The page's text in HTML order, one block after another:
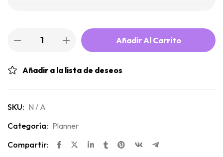
Añadir Al Carrito
Añadir a la lista de deseos
SKU: N / A
Categoría: Planner
Compartir: